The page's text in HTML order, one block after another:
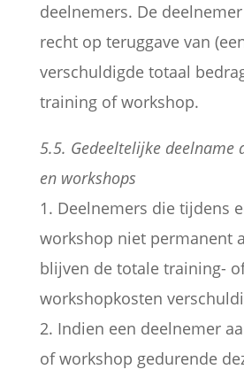
deelnemers. De
recht op teruggave van
verschuldigde totaal
training of workshop.
5.5. Gedeeltelijke deelname
en workshops
1. Deelnemers die tijdens
workshop niet permanent
blijven de totale training-
workshopkosten
2. Indien een deelnemer
of workshop gedurende